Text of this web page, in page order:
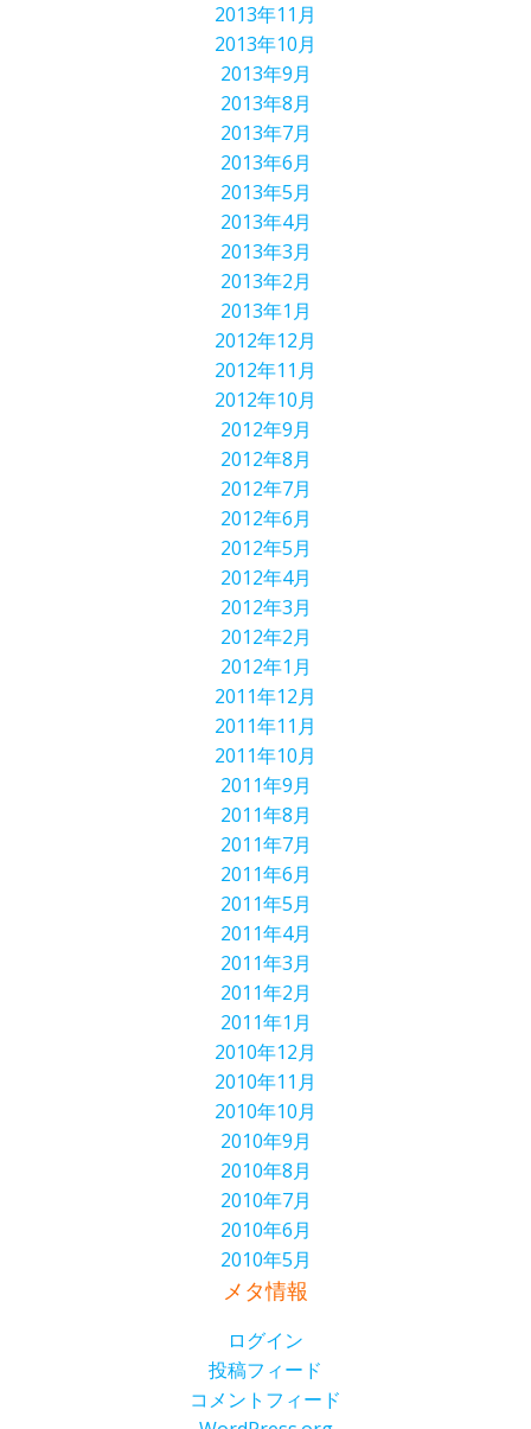
2013年11月
2013年10月
2013年9月
2013年8月
2013年7月
2013年6月
2013年5月
2013年4月
2013年3月
2013年2月
2013年1月
2012年12月
2012年11月
2012年10月
2012年9月
2012年8月
2012年7月
2012年6月
2012年5月
2012年4月
2012年3月
2012年2月
2012年1月
2011年12月
2011年11月
2011年10月
2011年9月
2011年8月
2011年7月
2011年6月
2011年5月
2011年4月
2011年3月
2011年2月
2011年1月
2010年12月
2010年11月
2010年10月
2010年9月
2010年8月
2010年7月
2010年6月
2010年5月
メタ情報
ログイン
投稿フィード
コメントフィード